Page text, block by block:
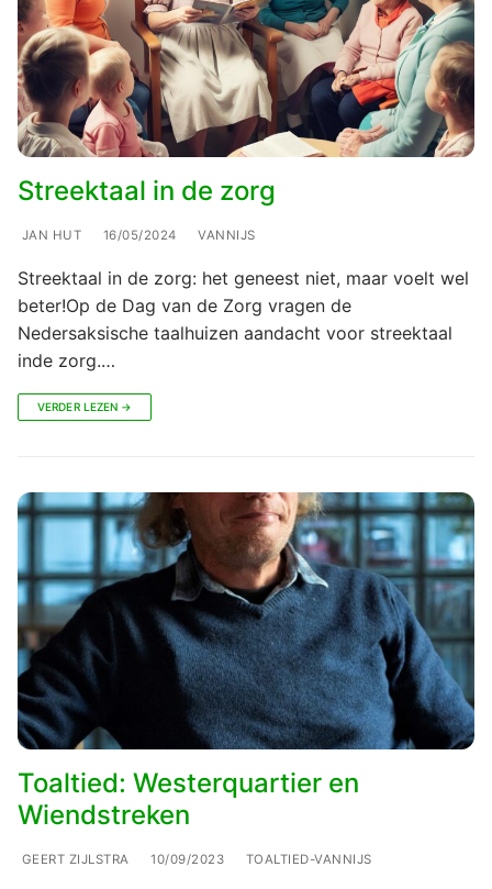
Streektaal in de zorg
JAN HUT 16/05/2024 VANNIJS
Streektaal in de zorg: het geneest niet, maar voelt wel
beter!Op de Dag van de Zorg vragen de
Nedersaksische taalhuizen aandacht voor streektaal
inde zorg.…
VERDER LEZEN →
Toaltied: Westerquartier en
Wiendstreken
GEERT ZIJLSTRA 10/09/2023 TOALTIED-VANNIJS